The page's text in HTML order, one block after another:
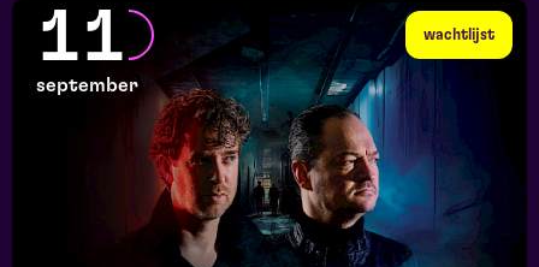
wachtlijst
11
september